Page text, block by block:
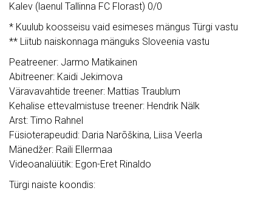
Kalev (laenul Tallinna FC Florast) 0/0
* Kuulub koosseisu vaid esimeses mängus Türgi vastu
** Liitub naiskonnaga mänguks Sloveenia vastu
Peatreener: Jarmo Matikainen
Abitreener: Kaidi Jekimova
Väravavahtide treener: Mattias Traublum
Kehalise ettevalmistuse treener: Hendrik Nälk
Arst: Timo Rahnel
Füsioterapeudid: Daria Narõškina, Liisa Veerla
Mänedžer: Raili Ellermaa
Videoanalüütik: Egon-Eret Rinaldo
Türgi naiste koondis: